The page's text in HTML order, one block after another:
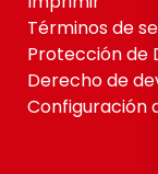
Términos de
Protección de
Derecho de
Configuración